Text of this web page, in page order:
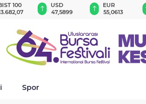
100
USD
47,5899
EUR
55,0613
Spor